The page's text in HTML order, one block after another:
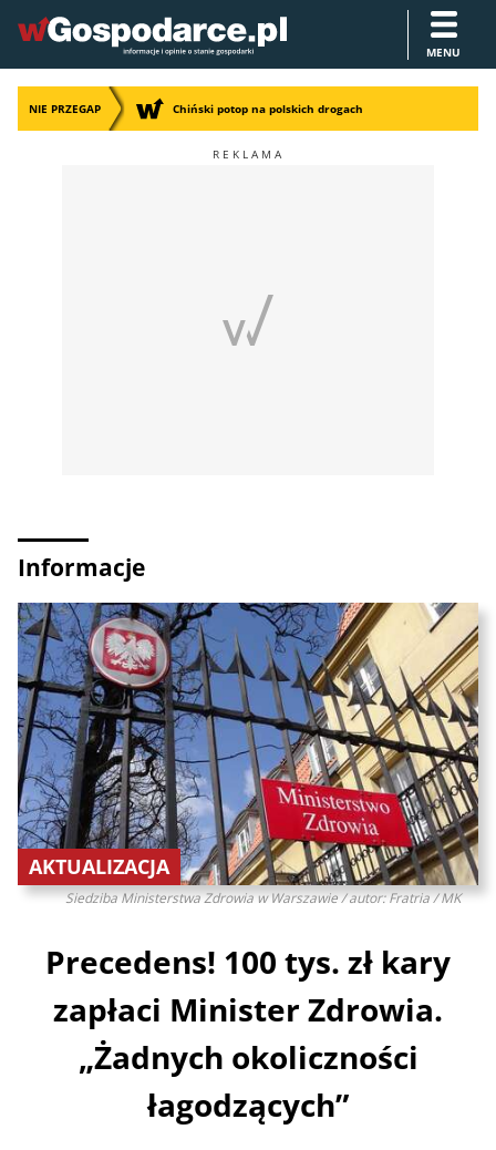
MENU
NIE PRZEGAP Chiński potop na polskich drogach
Informacje
Siedziba Ministerstwa Zdrowia w Warszawie / autor: Fratria / MK
AKTUALIZACJA
Precedens! 100 tys. zł kary
zapłaci Minister Zdrowia.
„Żadnych okoliczności
łagodzących”